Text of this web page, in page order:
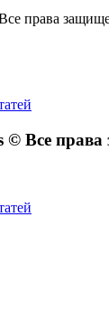
права
© Все